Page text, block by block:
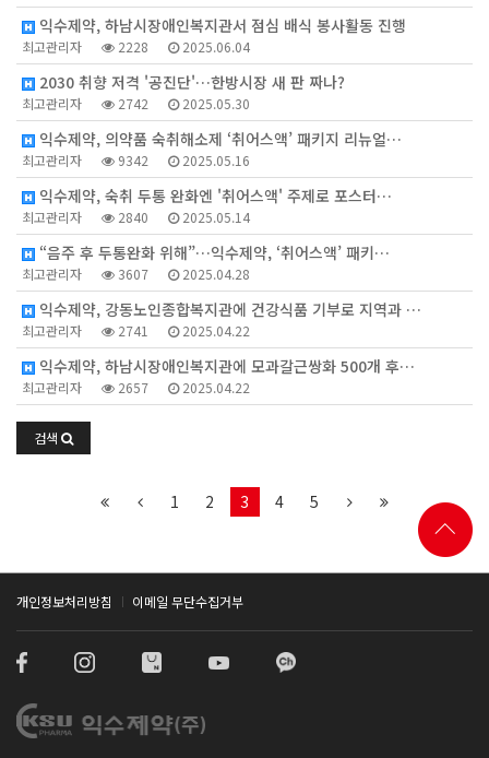
익수제약, 하남시장애인복지관서 점심 배식 봉사활동 진행
최고관리자 2228 2025.06.04
2030 취향 저격 '공진단'…한방시장 새 판 짜나?
최고관리자 2742 2025.05.30
익수제약, 의약품 숙취해소제 ‘취어스액’ 패키지 리뉴얼…
최고관리자 9342 2025.05.16
익수제약, 숙취 두통 완화엔 '취어스액' 주제로 포스터…
최고관리자 2840 2025.05.14
“음주 후 두통완화 위해”…익수제약, ‘취어스액’ 패키…
최고관리자 3607 2025.04.28
익수제약, 강동노인종합복지관에 건강식품 기부로 지역과 …
최고관리자 2741 2025.04.22
익수제약, 하남시장애인복지관에 모과갈근쌍화 500개 후…
최고관리자 2657 2025.04.22
검색
1 2 3 4 5
개인정보처리방침 이메일 무단수집거부